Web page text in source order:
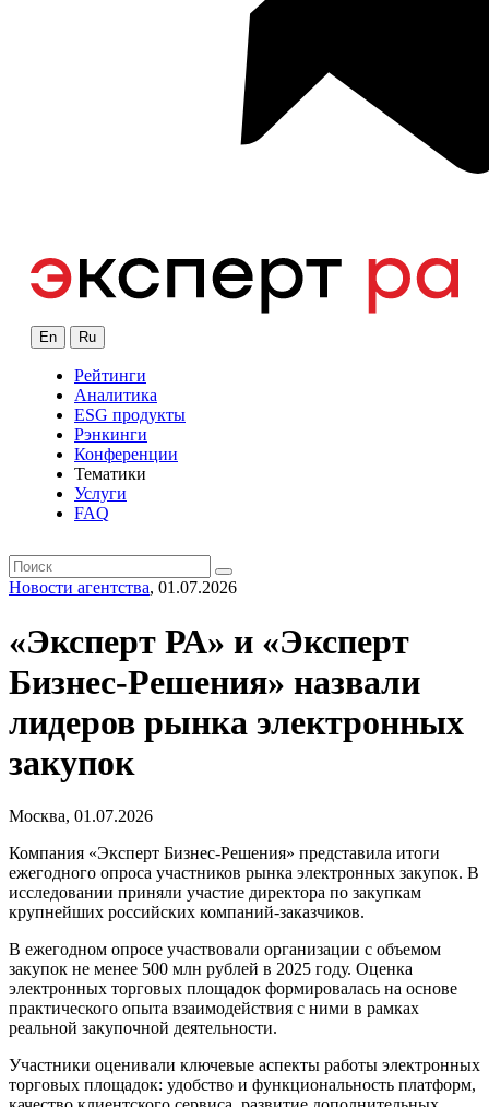
En Ru
Рейтинги
Аналитика
ESG продукты
Рэнкинги
Конференции
Тематики
Услуги
FAQ
Новости агентства, 01.07.2026
«Эксперт РА» и «Эксперт
Бизнес-Решения» назвали
лидеров рынка электронных
закупок
Москва, 01.07.2026
Компания «Эксперт Бизнес-Решения» представила итоги
ежегодного опроса участников рынка электронных закупок. В
исследовании приняли участие директора по закупкам
крупнейших российских компаний-заказчиков.
В ежегодном опросе участвовали организации с объемом
закупок не менее 500 млн рублей в 2025 году. Оценка
электронных торговых площадок формировалась на основе
практического опыта взаимодействия с ними в рамках
реальной закупочной деятельности.
Участники оценивали ключевые аспекты работы электронных
торговых площадок: удобство и функциональность платформ,